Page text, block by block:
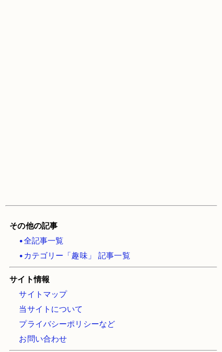
その他の記事
•全記事一覧
•カテゴリー「趣味」 記事一覧
サイト情報
サイトマップ
当サイトについて
プライバシーポリシーなど
お問い合わせ